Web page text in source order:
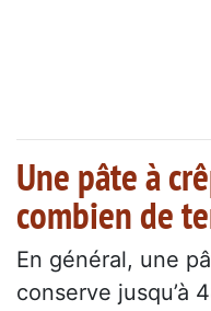
Une pâte à
combien de
En général, une
conserve jusqu’à